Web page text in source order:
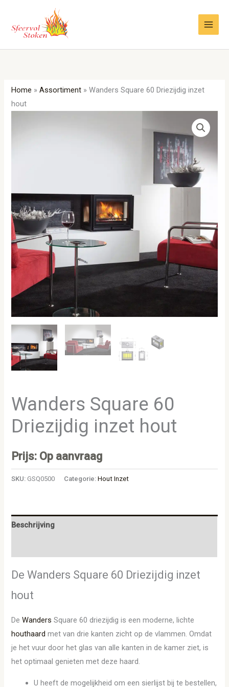
inhoud
Home »Assortiment »Wanders Square 60 Driezijdig inzet
hout
Wanders Square 60
Driezijdig inzet hout
Prijs: Op aanvraag
SKU: GSQ0500 Categorie:Hout Inzet
Beschrijving
De Wanders Square 60 Driezijdig inzet
hout
DeWanders Square 60 driezijdig is een moderne, lichte
houthaard met van drie kanten zicht op de vlammen. Omdat
je het vuur door het glas van alle kanten in de kamer ziet, is
het optimaal genieten met deze haard.
U heeft de mogelijkheid om een sierlijst bij te bestellen,